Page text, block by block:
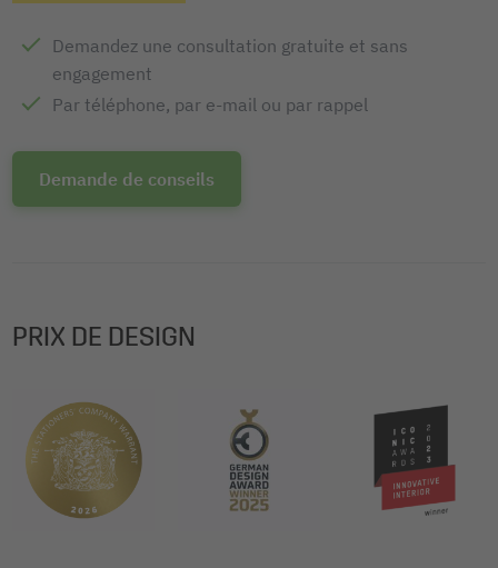
Demandez une consultation gratuite et sans
engagement
Par téléphone, par e-mail ou par rappel
Demande de conseils
PRIX DE DESIGN